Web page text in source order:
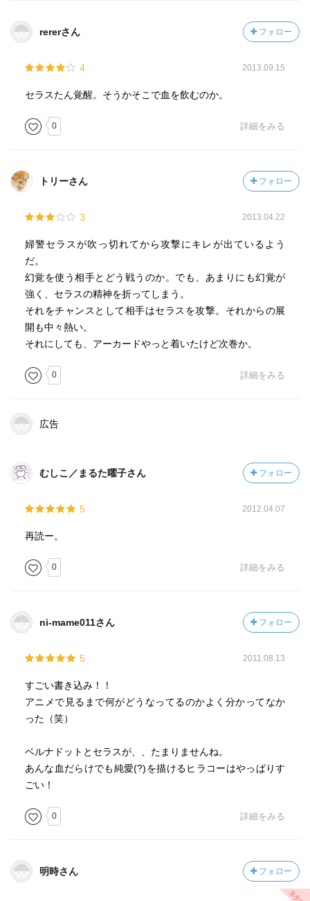
rererさん フォロー
4 2013.09.15
セラスたん覚醒。そうかそこで血を飲むのか。
0 詳細をみる
トリーさん フォロー
3 2013.04.22
婦警セラスが吹っ切れてから攻撃にキレが出ているよう
だ。
幻覚を使う相手とどう戦うのか。でも、あまりにも幻覚が
強く、セラスの精神を折ってしまう。
それをチャンスとして相手はセラスを攻撃。それからの展
開も中々熱い。
それにしても、アーカードやっと着いたけど次巻か。
0 詳細をみる
広告
むしこ／まるた曜子さん フォロー
5 2012.04.07
再読ー。
0 詳細をみる
ni-mame011さん フォロー
5 2011.08.13
すごい書き込み！！
アニメで見るまで何がどうなってるのかよく分かってなか
った（笑）
ベルナドットとセラスが、、たまりませんね。
あんな血だらけでも純愛(?)を描けるヒラコーはやっぱりす
ごい！
0 詳細をみる
明時さん フォロー